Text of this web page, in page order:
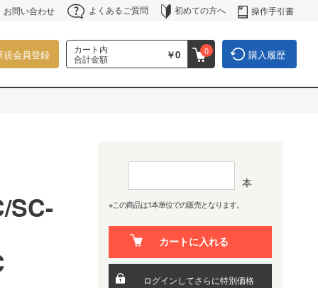
お問い合わせ よくあるご質問 初めての方へ 操作手引書
規会員登録
カート内
合計金額
￥0 0 購入履歴
SC-
本
※この商品は1本単位での販売となります。
カートに入れる
ログインしてさらに特別価格